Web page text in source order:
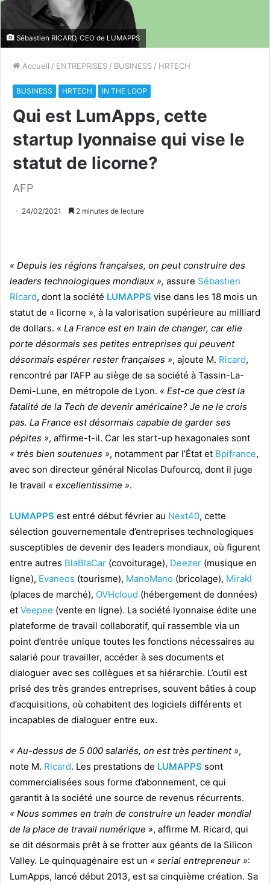
Sébastien RICARD, CEO de LUMAPPS
Accueil / ENTREPRISES / BUSINESS / HRTECH
BUSINESS HRTECH IN THE LOOP
Qui est LumApps, cette
startup lyonnaise qui vise le
statut de licorne?
AFP
24/02/2021 2 minutes de lecture
« Depuis les régions françaises, on peut construire des
leaders technologiques mondiaux », assure Sébastien
Ricard, dont la société LUMAPPS vise dans les 18 mois un
statut de « licorne », à la valorisation supérieure au milliard
de dollars. « La France est en train de changer, car elle
porte désormais ses petites entreprises qui peuvent
désormais espérer rester françaises », ajoute M. Ricard,
rencontré par l’AFP au siège de sa société à Tassin-La-
Demi-Lune, en métropole de Lyon. « Est-ce que c’est la
fatalité de la Tech de devenir américaine? Je ne le crois
pas. La France est désormais capable de garder ses
pépites », affirme-t-il. Car les start-up hexagonales sont
« très bien soutenues », notamment par l’État et Bpifrance,
avec son directeur général Nicolas Dufourcq, dont il juge
le travail « excellentissime ».
LUMAPPS est entré début février au Next40, cette
sélection gouvernementale d’entreprises technologiques
susceptibles de devenir des leaders mondiaux, où figurent
entre autres BlaBlaCar (covoiturage), Deezer (musique en
ligne), Evaneos (tourisme), ManoMano (bricolage), Mirakl
(places de marché), OVHcloud (hébergement de données)
et Veepee (vente en ligne). La société lyonnaise édite une
plateforme de travail collaboratif, qui rassemble via un
point d’entrée unique toutes les fonctions nécessaires au
salarié pour travailler, accéder à ses documents et
dialoguer avec ses collègues et sa hiérarchie. L’outil est
prisé des très grandes entreprises, souvent bâties à coup
d’acquisitions, où cohabitent des logiciels différents et
incapables de dialoguer entre eux.
« Au-dessus de 5 000 salariés, on est très pertinent »,
note M. Ricard. Les prestations de LUMAPPS sont
commercialisées sous forme d’abonnement, ce qui
garantit à la société une source de revenus récurrents.
« Nous sommes en train de construire un leader mondial
de la place de travail numérique », affirme M. Ricard, qui
se dit désormais prêt à se frotter aux géants de la Silicon
Valley. Le quinquagénaire est un « serial entrepreneur »:
LumApps, lancé début 2013, est sa cinquième création. Sa